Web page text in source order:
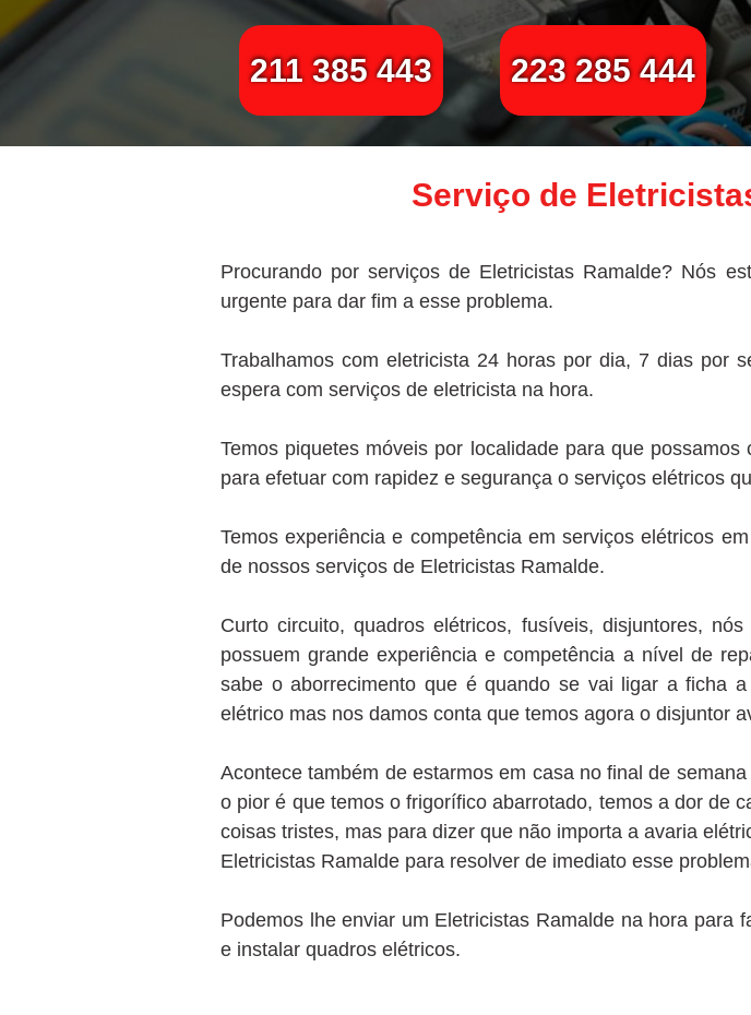
211 385 443 223 285 444
Serviço de
Procurando por serviços de Eletricistas Ramalde? Nós
urgente para dar fim a esse problema.
Trabalhamos com eletricista 24 horas por dia, 7 dias por
espera com serviços de eletricista na hora.
Temos piquetes móveis por localidade para que
para efetuar com rapidez e segurança o serviços elétricos
Temos experiência e competência em serviços elétricos
de nossos serviços de Eletricistas Ramalde.
Curto circuito, quadros elétricos, fusíveis, disjuntores,
possuem grande experiência e competência a nível de
sabe o aborrecimento que é quando se vai ligar a ficha
elétrico mas nos damos conta que temos agora o disjuntor
Acontece também de estarmos em casa no final de
o pior é que temos o frigorífico abarrotado, temos a dor de
coisas tristes, mas para dizer que não importa a avaria
Eletricistas Ramalde para resolver de imediato esse
Podemos lhe enviar um Eletricistas Ramalde na hora para
e instalar quadros elétricos.